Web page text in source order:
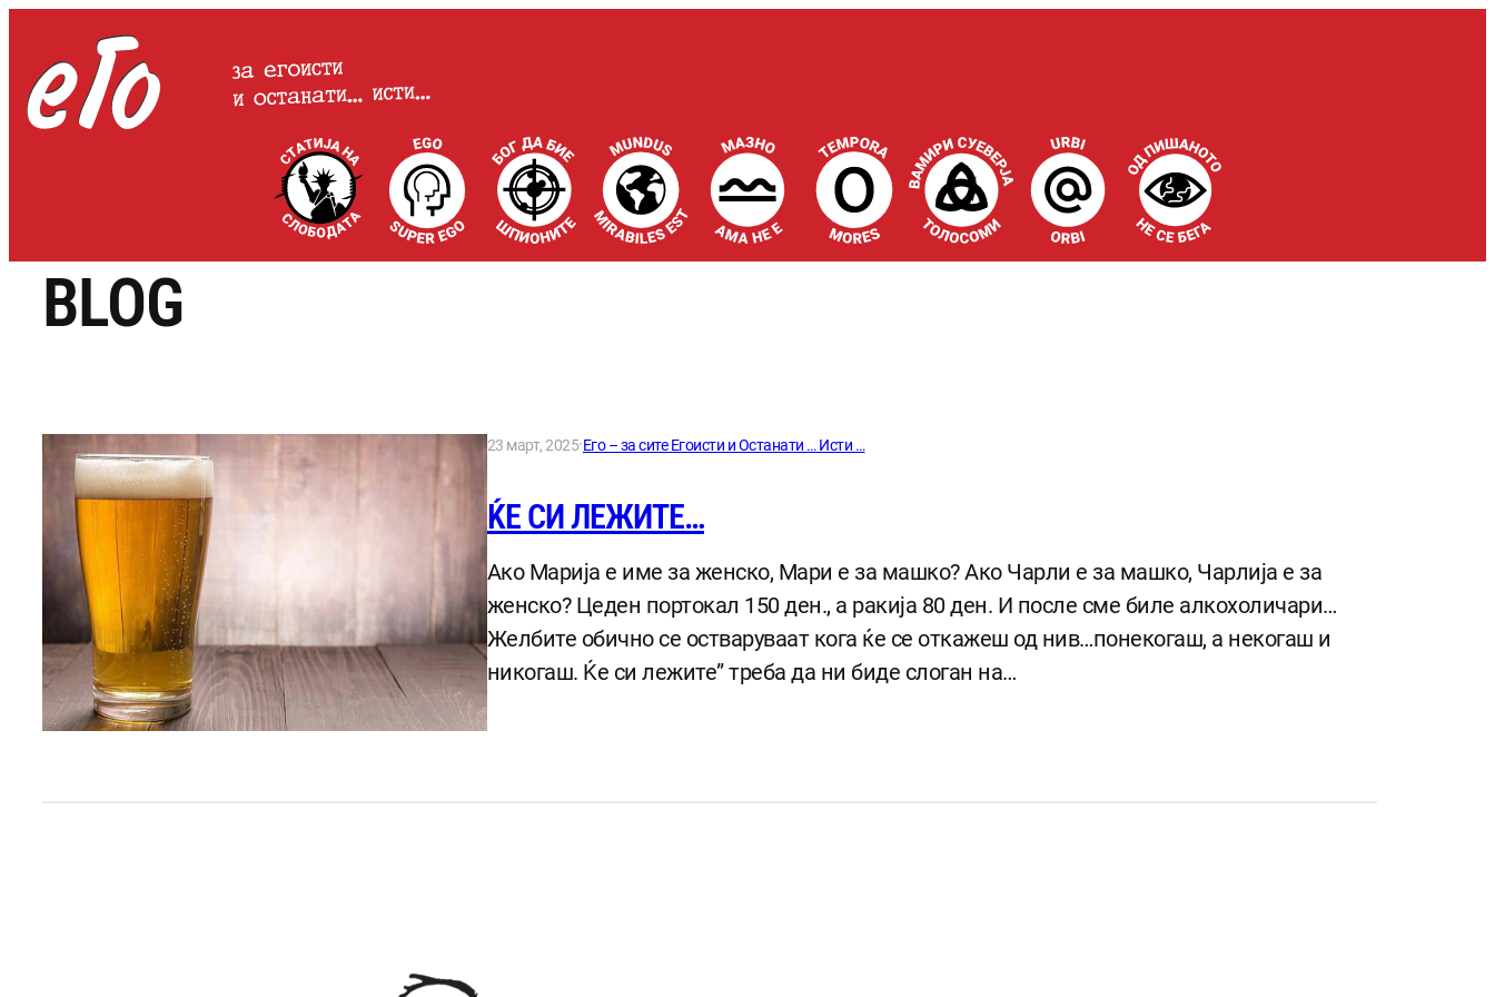
содржината
BLOG
23 март, 2025·Его – за сите Егоисти и Останати … Исти …
ЌЕ СИ ЛЕЖИТЕ…
Ако Марија е име за женско, Мари е за машко? Ако Чарли е за машко, Чарлија е за
женско? Цеден портокал 150 ден., а ракија 80 ден. И после сме биле алкохоличари…
Желбите обично се остваруваат кога ќе се откажеш од нив…понекогаш, а некогаш и
никогаш. Ќе си лежите” треба да ни биде слоган на…